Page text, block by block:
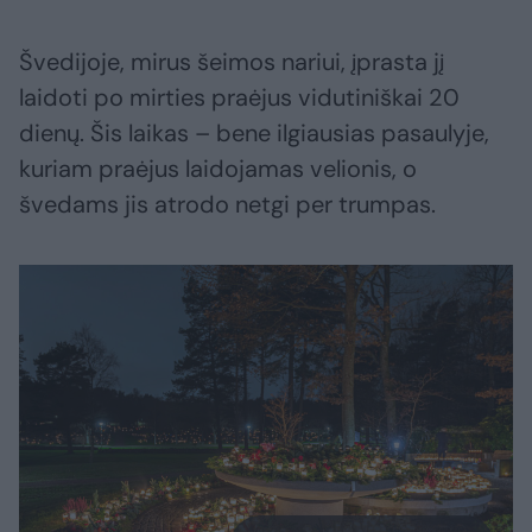
Švedijoje, mirus šeimos nariui, įprasta jį
laidoti po mirties praėjus vidutiniškai 20
dienų. Šis laikas – bene ilgiausias pasaulyje,
kuriam praėjus laidojamas velionis, o
švedams jis atrodo netgi per trumpas.